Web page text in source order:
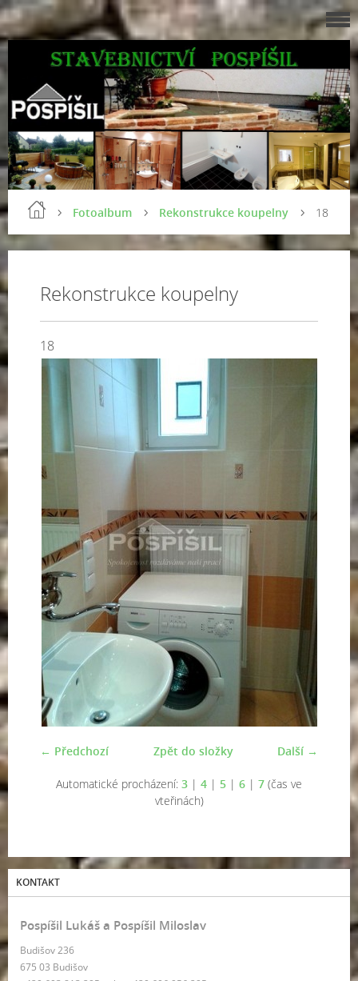
Fotoalbum Rekonstrukce koupelny 18
Rekonstrukce koupelny
18
← Předchozí Další →
Zpět do složky
Automatické procházení: 3 | 4 | 5 | 6 | 7 (čas ve
vteřinách)
KONTAKT
Pospíšil Lukáš a Pospíšil Miloslav
Budišov 236
675 03 Budišov